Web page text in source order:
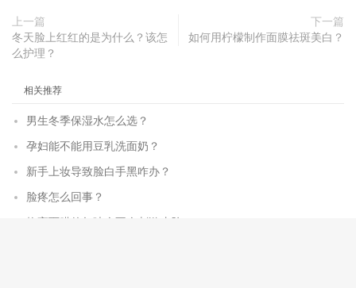
上一篇
冬天脸上红红的是为什么？该怎
么护理？
下一篇
如何用柠檬制作面膜祛斑美白？
相关推荐
男生冬季保湿水怎么选？
孕妇能不能用豆乳洗面奶？
新手上妆导致脸白手黑咋办？
脸疼怎么回事？